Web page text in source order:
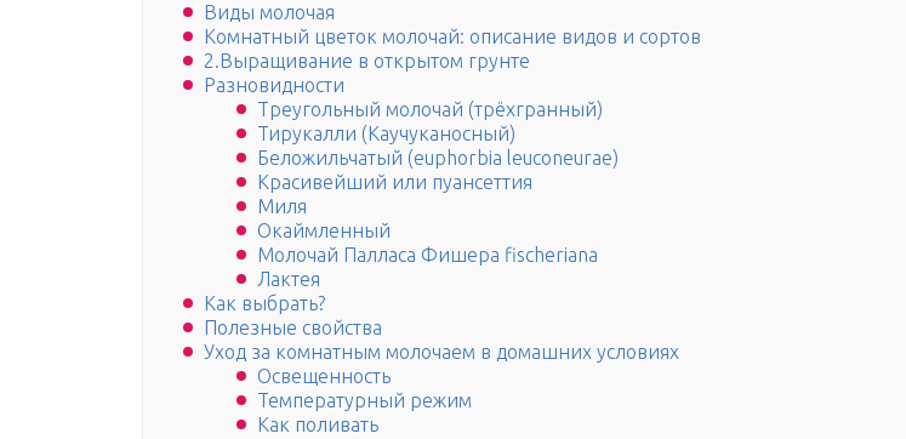
Виды молочая
Комнатный цветок молочай: описание видов и сортов
2.Выращивание в открытом грунте
Разновидности
Треугольный молочай (трёхгранный)
Тирукалли (Каучуканосный)
Беложильчатый (euphorbia leuconeurae)
Красивейший или пуансеттия
Миля
Окаймленный
Молочай Палласа Фишера fischeriana
Лактея
Как выбрать?
Полезные свойства
Уход за комнатным молочаем в домашних условиях
Освещенность
Температурный режим
Как поливать